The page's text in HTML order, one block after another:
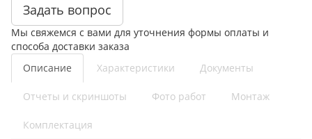
Задать вопрос
Мы свяжемся с вами для уточнения формы оплаты и
способа доставки заказа
Описание
Характеристики Документы
Отчеты и скриншоты Фото работ Монтаж
Комплектация